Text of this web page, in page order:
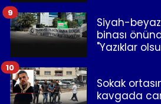
Siyah-
binası
"Yazıklar
9
Sokak
kavgada
10